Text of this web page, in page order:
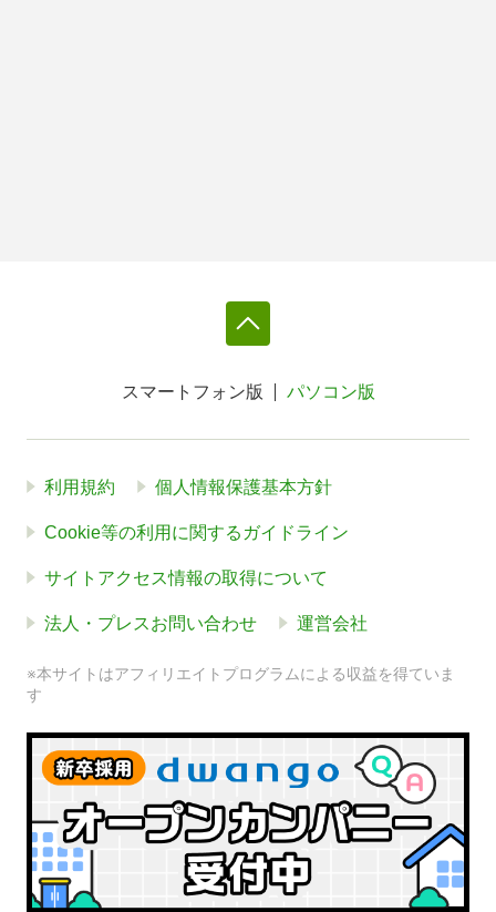
スマートフォン版 パソコン版
利用規約 個人情報保護基本方針
Cookie等の利用に関するガイドライン
サイトアクセス情報の取得について
法人・プレスお問い合わせ 運営会社
※本サイトはアフィリエイトプログラムによる収益を得ていま
す